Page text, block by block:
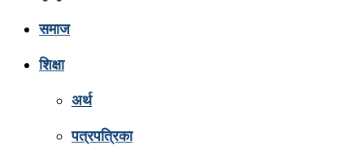
समाज
शिक्षा
अर्थ
पत्रपत्रिका